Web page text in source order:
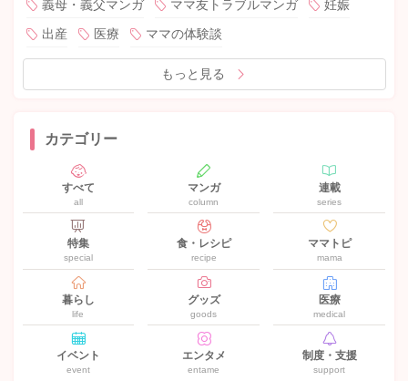
義母・義父マンガ ママ友トラブルマンガ
妊娠
出産
医療 ママの体験談
もっと見る
カテゴリー
すべて
all
マンガ
column
連載
series
特集
special
食・レシピ
recipe
ママトピ
mama
暮らし
life
グッズ
goods
医療
medical
イベント
event
エンタメ
entame
制度・支援
support